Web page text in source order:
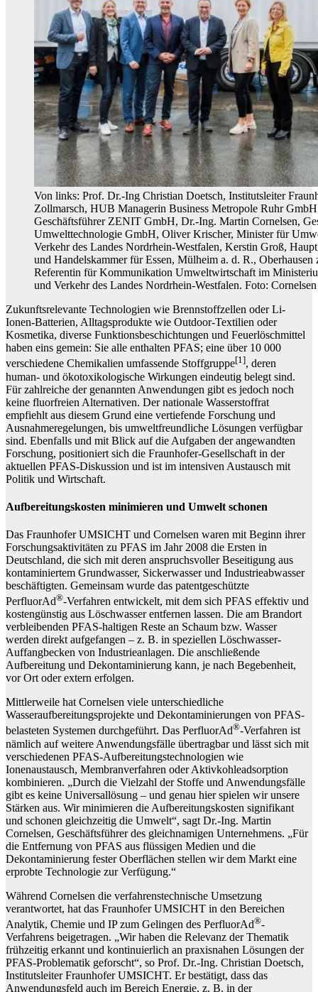
Von links: Prof. Dr.-Ing Christian Doetsch, Institutsleiter
Zollmarsch, HUB Managerin Business Metropole Ruhr
Geschäftsführer ZENIT GmbH, Dr.-Ing. Martin Cornelsen,
Umwelttechnologie GmbH, Oliver Krischer, Minister für
Verkehr des Landes Nordrhein-Westfalen, Kerstin Groß,
und Handelskammer für Essen, Mülheim a. d. R.,
Referentin für Kommunikation Umweltwirtschaft im
und Verkehr des Landes Nordrhein-Westfalen. Foto:
Zukunftsrelevante Technologien wie Brennstoffzellen oder Li-
Ionen-Batterien, Alltagsprodukte wie Outdoor-Textilien oder
Kosmetika, diverse Funktionsbeschichtungen und Feuerlöschmittel
haben eins gemein: Sie alle enthalten PFAS; eine über 10 000
verschiedene Chemikalien umfassende Stoffgruppe[1], deren
human- und ökotoxikologische Wirkungen eindeutig belegt sind.
Für zahlreiche der genannten Anwendungen gibt es jedoch noch
keine fluorfreien Alternativen. Der nationale Wasserstoffrat
empfiehlt aus diesem Grund eine vertiefende Forschung und
Ausnahmeregelungen, bis umweltfreundliche Lösungen verfügbar
sind. Ebenfalls und mit Blick auf die Aufgaben der angewandten
Forschung, positioniert sich die Fraunhofer-Gesellschaft in der
aktuellen PFAS-Diskussion und ist im intensiven Austausch mit
Politik und Wirtschaft.
Aufbereitungskosten minimieren und Umwelt schonen
Das Fraunhofer UMSICHT und Cornelsen waren mit Beginn ihrer
Forschungsaktivitäten zu PFAS im Jahr 2008 die Ersten in
Deutschland, die sich mit deren anspruchsvoller Beseitigung aus
kontaminiertem Grundwasser, Sickerwasser und Industrieabwasser
beschäftigten. Gemeinsam wurde das patentgeschützte
PerfluorAd®-Verfahren entwickelt, mit dem sich PFAS effektiv und
kostengünstig aus Löschwasser entfernen lassen. Die am Brandort
verbleibenden PFAS-haltigen Reste an Schaum bzw. Wasser
werden direkt aufgefangen – z. B. in speziellen Löschwasser-
Auffangbecken von Industrieanlagen. Die anschließende
Aufbereitung und Dekontaminierung kann, je nach Begebenheit,
vor Ort oder extern erfolgen.
Mittlerweile hat Cornelsen viele unterschiedliche
Wasseraufbereitungsprojekte und Dekontaminierungen von PFAS-
belasteten Systemen durchgeführt. Das PerfluorAd®-Verfahren ist
nämlich auf weitere Anwendungsfälle übertragbar und lässt sich mit
verschiedenen PFAS-Aufbereitungstechnologien wie
Ionenaustausch, Membranverfahren oder Aktivkohleadsorption
kombinieren. „Durch die Vielzahl der Stoffe und Anwendungsfälle
gibt es keine Universallösung – und genau hier spielen wir unsere
Stärken aus. Wir minimieren die Aufbereitungskosten signifikant
und schonen gleichzeitig die Umwelt“, sagt Dr.-Ing. Martin
Cornelsen, Geschäftsführer des gleichnamigen Unternehmens. „Für
die Entfernung von PFAS aus flüssigen Medien und die
Dekontaminierung fester Oberflächen stellen wir dem Markt eine
erprobte Technologie zur Verfügung.“
Während Cornelsen die verfahrenstechnische Umsetzung
verantwortet, hat das Fraunhofer UMSICHT in den Bereichen
Analytik, Chemie und IP zum Gelingen des PerfluorAd®-
Verfahrens beigetragen. „Wir haben die Relevanz der Thematik
frühzeitig erkannt und kontinuierlich an praxisnahen Lösungen der
PFAS-Problematik geforscht“, so Prof. Dr.-Ing. Christian Doetsch,
Institutsleiter Fraunhofer UMSICHT. Er bestätigt, dass das
Anwendungsfeld auch im Bereich Energie, z. B. in der